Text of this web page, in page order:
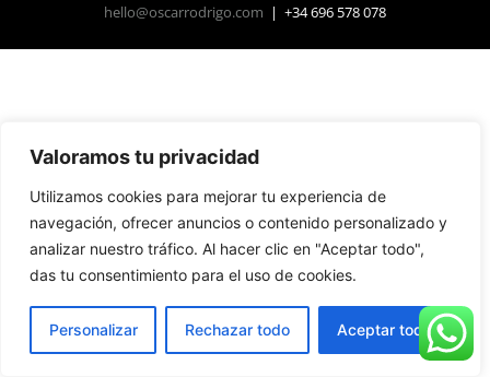
Valoramos tu privacidad
Utilizamos cookies para mejorar tu experiencia de
navegación, ofrecer anuncios o contenido personalizado y
analizar nuestro tráfico. Al hacer clic en "Aceptar todo",
das tu consentimiento para el uso de cookies.
Personalizar Rechazar todo Aceptar todo
hello@oscarrodrigo.com | +34 696 578 078